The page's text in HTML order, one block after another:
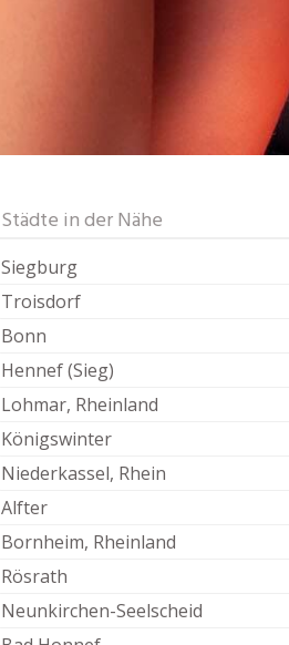
Städte in der Nähe
Siegburg
Troisdorf
Bonn
Hennef (Sieg)
Lohmar, Rheinland
Königswinter
Niederkassel, Rhein
Alfter
Bornheim, Rheinland
Rösrath
Neunkirchen-Seelscheid